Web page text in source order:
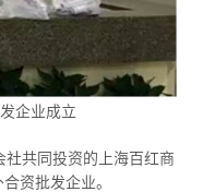
企业成立
共同投资的上海百红商
资批发企业。